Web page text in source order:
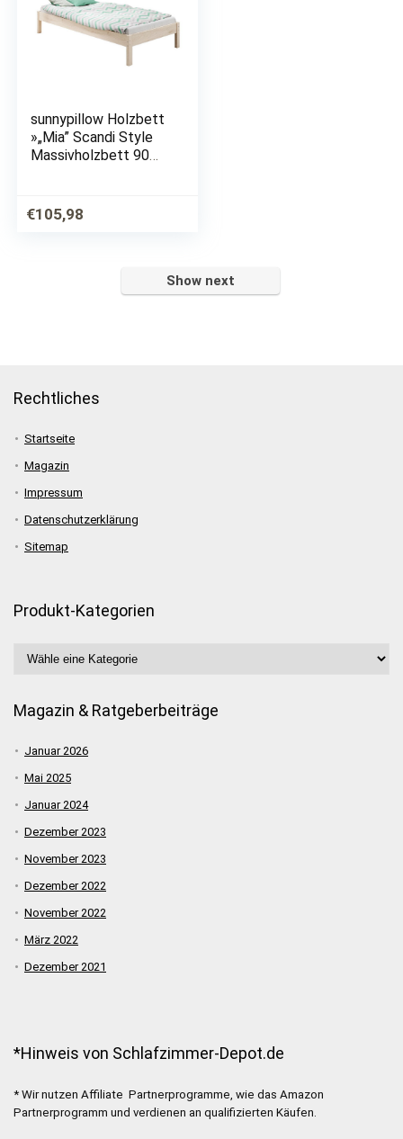
sunnypillow Holzbett
»„Mia” Scandi Style
Massivholzbett 90
Kinderbett
Jugendbett
€105,98
Show next
Rechtliches
Startseite
Magazin
Impressum
Datenschutzerklärung
Sitemap
Produkt-Kategorien
Magazin & Ratgeberbeiträge
Januar 2026
Mai 2025
Januar 2024
Dezember 2023
November 2023
Dezember 2022
November 2022
März 2022
Dezember 2021
*Hinweis von Schlafzimmer-Depot.de
* Wir nutzen Affiliate Partnerprogramme, wie das Amazon
Partnerprogramm und verdienen an qualifizierten Käufen.